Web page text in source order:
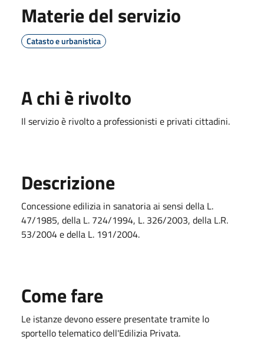
Materie del servizio
Catasto e urbanistica
A chi è rivolto
Il servizio è rivolto a professionisti e privati cittadini.
Descrizione
Concessione edilizia in sanatoria ai sensi della L.
47/1985, della L. 724/1994, L. 326/2003, della L.R.
53/2004 e della L. 191/2004.
Come fare
Le istanze devono essere presentate tramite lo
sportello telematico dell'Edilizia Privata.